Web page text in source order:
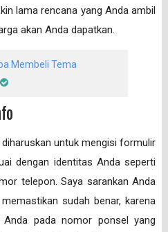
lama rencana yang Anda ambil
akan Anda dapatkan.
Membeli Tema
untuk mengisi formulir
dengan identitas Anda seperti
telepon. Saya sarankan Anda
sudah benar, karena
Anda pada nomor ponsel yang